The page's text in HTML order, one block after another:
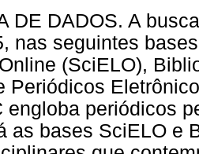
DE DADOS. A
nas seguintes
(SciELO),
Periódicos
engloba periódicos
as bases SciELO e